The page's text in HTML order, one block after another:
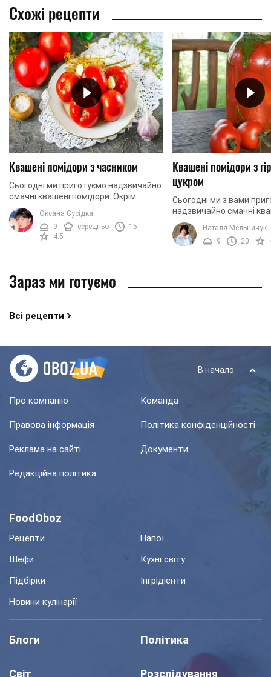
Схожі рецепти
Квашені помідори з часником
Сьогодні ми приготуємо надзвичайно
смачні квашені помідори. Окрім
основного інгредієнту, нам ще
знадобляться додаткові, які
зроблять наші помідори ...
Оксана Сусідка
9
середньо
15
4.5
Квашені помідори з
цукром
Сьогодні ми з вами
надзвичайно смачні
помідори за
Окрім основного
знадобиться ...
Наталя Мельничук
9
20
Зараз ми готуємо
Всі рецепти
В начало
Про компанію Команда
Правова інформація Політика конфіденційності
Реклама на сайті Документи
Редакційна політика
FoodOboz
Рецепти
Напої
Шефи
Кухні світу
Підбірки
Інгрідієнти
Новини кулінарії
Блоги Політика
Світ Розслідування